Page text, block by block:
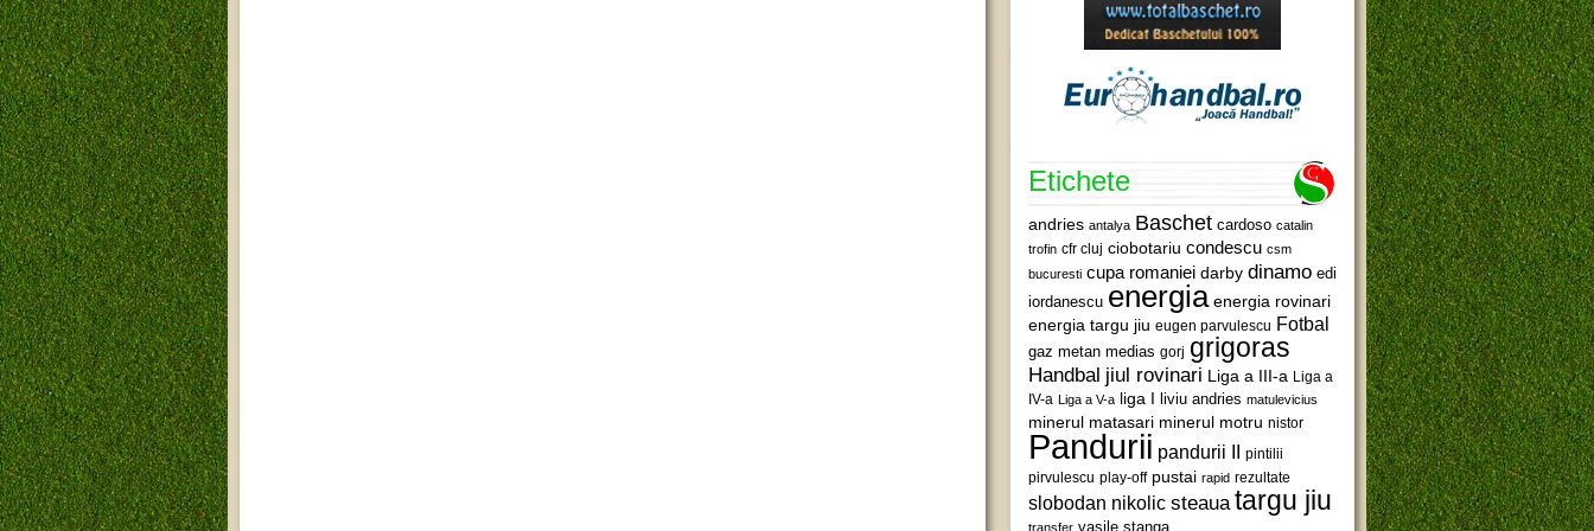
Etichete
andries antalya Baschet cardoso catalin
trofin cfr cluj ciobotariu condescu csm
bucuresti cupa romaniei darby dinamo edi
iordanescu energia energia rovinari
energia targu jiu eugen parvulescu Fotbal
gaz metan medias gorj grigoras
Handbal jiul rovinari Liga a III-a Liga a
IV-a Liga a V-a liga I liviu andries matulevicius
minerul matasari minerul motru nistor
Pandurii pandurii II pintilii
pirvulescu play-off pustai rapid rezultate
slobodan nikolic steaua targu jiu
transfer vasile stanga